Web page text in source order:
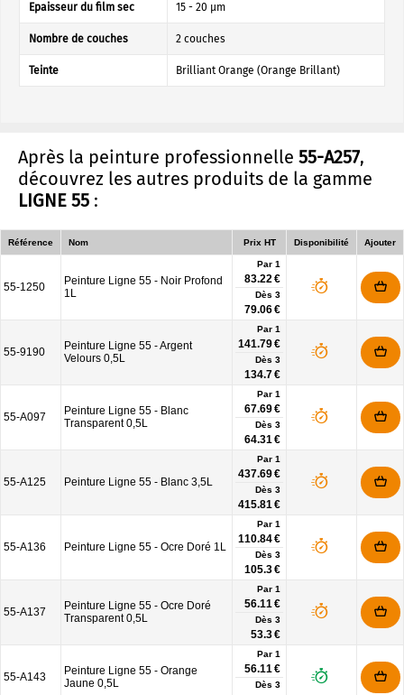
Epaisseur du film sec 15 - 20 µm
Nombre de couches 2 couches
Teinte Brilliant Orange (Orange Brillant)
Après la peinture professionnelle 55-A257,
découvrez les autres produits de la gamme
LIGNE 55 :
Référence Nom Prix HT Disponibilité Ajouter
55-1250
Peinture Ligne 55 - Noir Profond
1L
Par 1
83.22 €
Dès 3
79.06 €
55-9190
Peinture Ligne 55 - Argent
Velours 0,5L
Par 1
141.79 €
Dès 3
134.7 €
55-A097
Peinture Ligne 55 - Blanc
Transparent 0,5L
Par 1
67.69 €
Dès 3
64.31 €
55-A125 Peinture Ligne 55 - Blanc 3,5L
Par 1
437.69 €
Dès 3
415.81 €
55-A136 Peinture Ligne 55 - Ocre Doré 1L
Par 1
110.84 €
Dès 3
105.3 €
55-A137
Peinture Ligne 55 - Ocre Doré
Transparent 0,5L
Par 1
56.11 €
Dès 3
53.3 €
55-A143
Peinture Ligne 55 - Orange
Jaune 0,5L
Par 1
56.11 €
Dès 3